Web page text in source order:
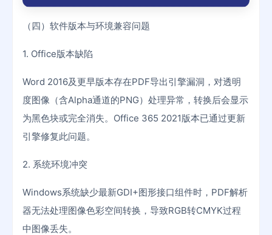
（四）软件版本与环境兼容问题
1. Office版本缺陷
Word 2016及更早版本存在PDF导出引擎漏洞，对透明
度图像（含Alpha通道的PNG）处理异常，转换后会显示
为黑色块或完全消失。Office 365 2021版本已通过更新
引擎修复此问题。
2. 系统环境冲突
Windows系统缺少最新GDI+图形接口组件时，PDF解析
器无法处理图像色彩空间转换，导致RGB转CMYK过程
中图像丢失。